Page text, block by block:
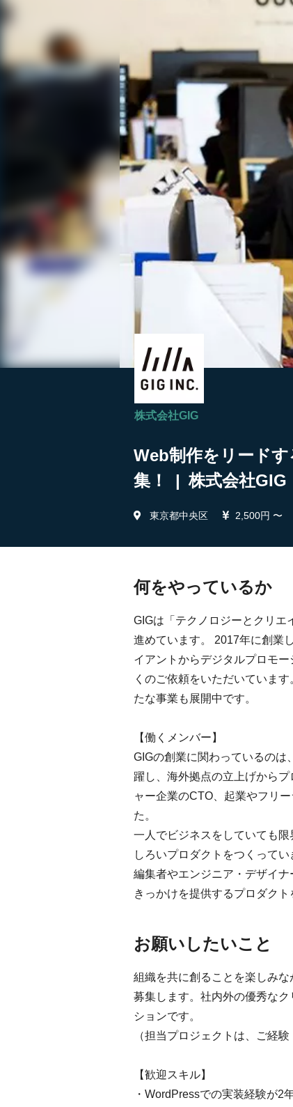
株式会社GIG
Web制作をリード
集！ | 株式会社GIG
東京都中央区 2,500円 〜
何をやっているか
GIGは「テクノロジーとクリエ
進めています。 2017年に創業
イアントからデジタルプロモ
くのご依頼をいただいていま
たな事業も展開中です。
【働くメンバー】
GIGの創業に関わっているのは
躍し、海外拠点の立上げから
ャー企業のCTO、起業やフリ
た。
一人でビジネスをしていても
しろいプロダクトをつくって
編集者やエンジニア・デザイ
きっかけを提供するプロダク
お願いしたいこと
組織を共に創ることを楽しみ
募集します。社内外の優秀な
ションです。
（担当プロジェクトは、ご経
【歓迎スキル】
・WordPressでの実装経験が2